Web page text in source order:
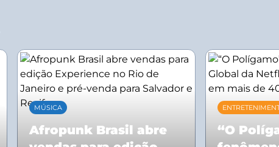
MÚSICA
Afropunk Brasil abre
“O